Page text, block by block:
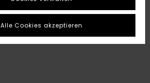
Alle Cookies akzeptieren